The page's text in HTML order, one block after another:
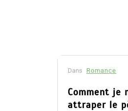
Dans Romance
Comment je
attraper le